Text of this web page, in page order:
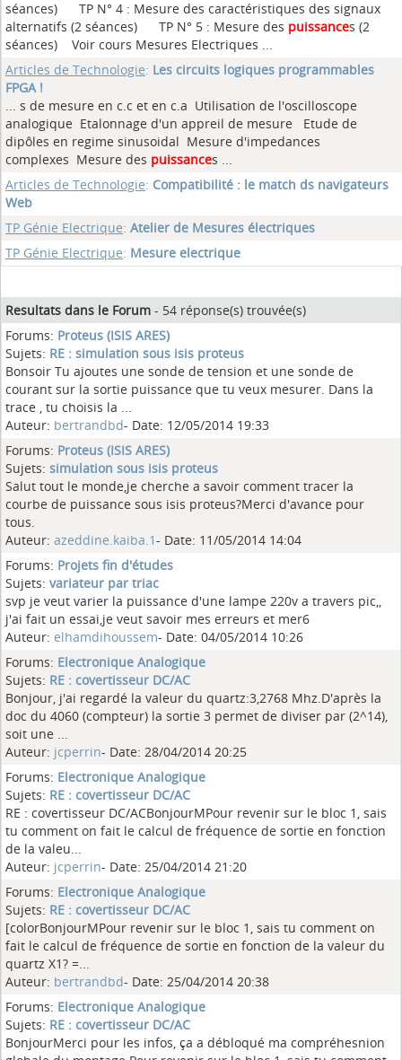
séances) TP N° 4 : Mesure des caractéristiques des signaux
alternatifs (2 séances) TP N° 5 : Mesure des puissances (2
séances) Voir cours Mesures Electriques ...
Articles de Technologie: Les circuits logiques programmables
FPGA !
... s de mesure en c.c et en c.a Utilisation de l'oscilloscope
analogique Etalonnage d'un appreil de mesure Etude de
dipôles en regime sinusoidal Mesure d'impedances
complexes Mesure des puissances ...
Articles de Technologie: Compatibilité : le match ds navigateurs
Web
TP Génie Electrique: Atelier de Mesures électriques
TP Génie Electrique: Mesure electrique
Resultats dans le Forum - 54 réponse(s) trouvée(s)
Forums: Proteus (ISIS ARES)
Sujets: RE : simulation sous isis proteus
Bonsoir Tu ajoutes une sonde de tension et une sonde de
courant sur la sortie puissance que tu veux mesurer. Dans la
trace , tu choisis la ...
Auteur: bertrandbd- Date: 12/05/2014 19:33
Forums: Proteus (ISIS ARES)
Sujets: simulation sous isis proteus
Salut tout le monde,je cherche a savoir comment tracer la
courbe de puissance sous isis proteus?Merci d'avance pour
tous.
Auteur: azeddine.kaiba.1- Date: 11/05/2014 14:04
Forums: Projets fin d'études
Sujets: variateur par triac
svp je veut varier la puissance d'une lampe 220v a travers pic,,
j'ai fait un essai,je veut savoir mes erreurs et mer6
Auteur: elhamdihoussem- Date: 04/05/2014 10:26
Forums: Electronique Analogique
Sujets: RE : covertisseur DC/AC
Bonjour, j'ai regardé la valeur du quartz:3,2768 Mhz.D'après la
doc du 4060 (compteur) la sortie 3 permet de diviser par (2^14),
soit une ...
Auteur: jcperrin- Date: 28/04/2014 20:25
Forums: Electronique Analogique
Sujets: RE : covertisseur DC/AC
RE : covertisseur DC/ACBonjourMPour revenir sur le bloc 1, sais
tu comment on fait le calcul de fréquence de sortie en fonction
de la valeu...
Auteur: jcperrin- Date: 25/04/2014 21:20
Forums: Electronique Analogique
Sujets: RE : covertisseur DC/AC
[colorBonjourMPour revenir sur le bloc 1, sais tu comment on
fait le calcul de fréquence de sortie en fonction de la valeur du
quartz X1? =...
Auteur: bertrandbd- Date: 25/04/2014 20:38
Forums: Electronique Analogique
Sujets: RE : covertisseur DC/AC
BonjourMerci pour les infos, ça a débloqué ma compréhesnion